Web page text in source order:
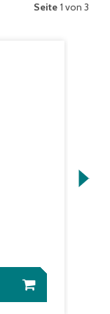
Seite 1 von 3